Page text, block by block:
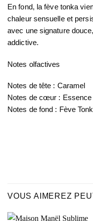
En fond, lafève tonka
chaleur sensuelle et
avec une signature
addictive.
Notes olfactives
Notes de tête : Caramel
Notes de cœur :
Notes de fond : Fève
VOUS AIMEREZ